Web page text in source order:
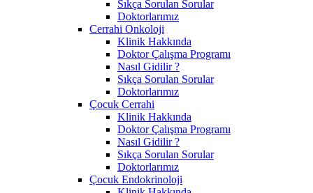
Sıkça Sorulan Sorular
Doktorlarımız
Cerrahi Onkoloji
Klinik Hakkında
Doktor Çalışma Programı
Nasıl Gidilir ?
Sıkça Sorulan Sorular
Doktorlarımız
Çocuk Cerrahi
Klinik Hakkında
Doktor Çalışma Programı
Nasıl Gidilir ?
Sıkça Sorulan Sorular
Doktorlarımız
Çocuk Endokrinoloji